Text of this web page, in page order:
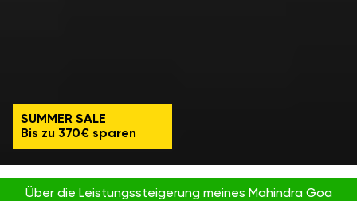
SUMMER SALE
Bis zu 370€ sparen
Über die Leistungssteigerung meines Mahindra Goa